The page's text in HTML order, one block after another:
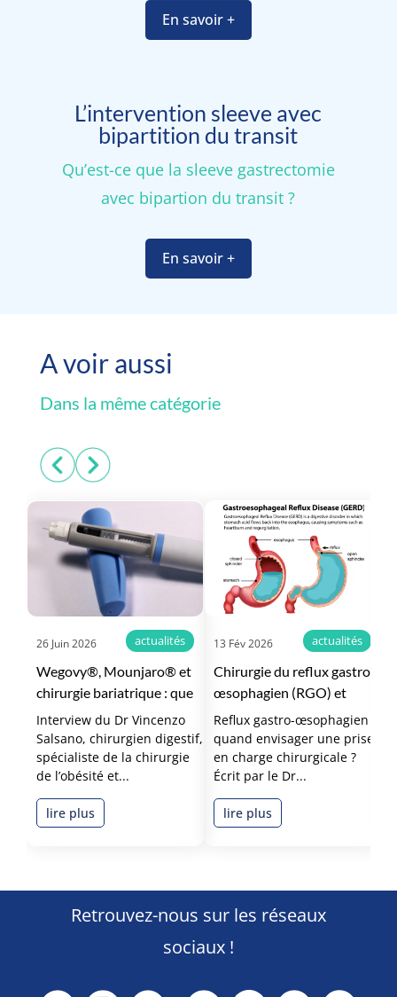
En savoir +
L’intervention sleeve avec
bipartition du transit
Qu’est-ce que la sleeve gastrectomie
avec bipartion du transit ?
En savoir +
A voir aussi
Dans la même catégorie
Wegovy®, Mounjaro® et
chirurgie bariatrique : que
va changer le
remboursement ?
26 Juin 2026 actualités
Interview du Dr Vincenzo
Salsano, chirurgien digestif,
spécialiste de la chirurgie
de l’obésité et...
lire plus
Chirurgie du reflux gastro-
œsophagien (RGO) et
hernie hiatale à
Montpellier
13 Fév 2026 actualités
Reflux gastro-œsophagien :
quand envisager une prise
en charge chirurgicale ?
Écrit par le Dr...
lire plus
Retrouvez-nous sur les réseaux
sociaux !